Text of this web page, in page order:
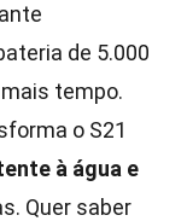
de 5.000
tempo.
o S21
à água e
Quer saber